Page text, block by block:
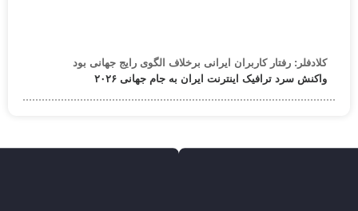
کلادفلر: رفتار کاربران ایرانی برخلاف الگوی رایج جهانی بود
واکنش سرد ترافیک اینترنت ایران به جام جهانی ۲۰۲۶